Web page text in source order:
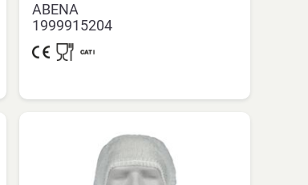
ABENA
1999915204